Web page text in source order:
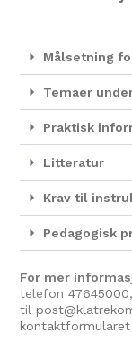
Målsetning
Temaer
Praktisk
Litteratur
Krav til
Pedagogisk
For mer
telefon47645000
til